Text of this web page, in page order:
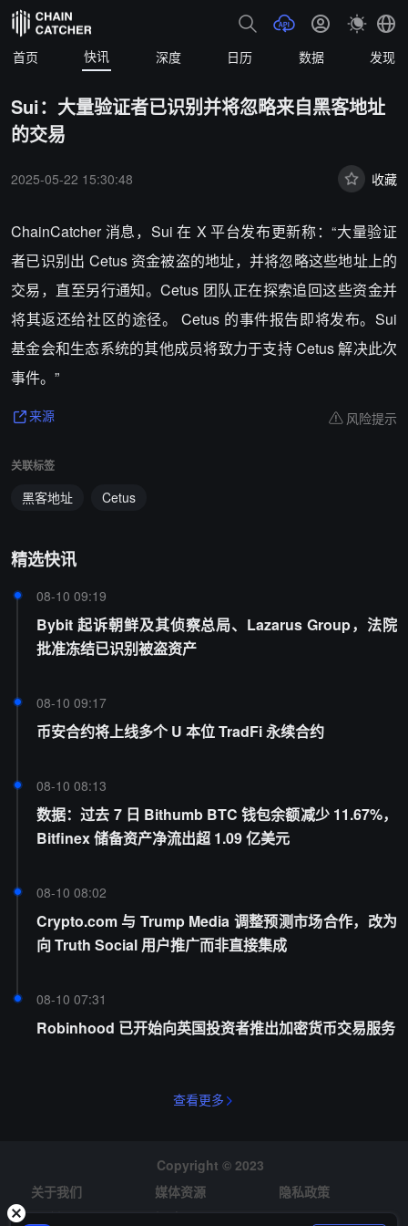
首页 快讯 深度 日历 数据 发现
Sui：大量验证者已识别并将忽略来自黑客地址
的交易
2025-05-22 15:30:48 收藏
ChainCatcher 消息，Sui 在 X 平台发布更新称：“大量验证
者已识别出 Cetus 资金被盗的地址，并将忽略这些地址上的
交易，直至另行通知。Cetus 团队正在探索追回这些资金并
将其返还给社区的途径。 Cetus 的事件报告即将发布。Sui
基金会和生态系统的其他成员将致力于支持 Cetus 解决此次
事件。”
来源 风险提示
关联标签
黑客地址 Cetus
精选快讯
08-10 09:19
Bybit 起诉朝鲜及其侦察总局、Lazarus Group，法院
批准冻结已识别被盗资产
08-10 09:17
币安合约将上线多个 U 本位 TradFi 永续合约
08-10 08:13
数据：过去 7 日 Bithumb BTC 钱包余额减少 11.67%，
Bitfinex 储备资产净流出超 1.09 亿美元
08-10 08:02
Crypto.com 与 Trump Media 调整预测市场合作，改为
向 Truth Social 用户推广而非直接集成
08-10 07:31
Robinhood 已开始向英国投资者推出加密货币交易服务
查看更多
Copyright © 2023
关于我们
媒体资源
隐私政策
风险提示
招聘